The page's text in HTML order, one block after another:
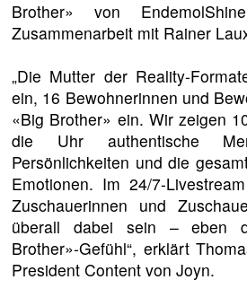
Brother» von
Zusammenarbeit mit Rainer
„Die Mutter der Reality-
ein, 16 Bewohnerinnen und
«Big Brother» ein. Wir zeigen
die Uhr authentische
Persönlichkeiten und die
Emotionen. Im 24/7-
Zuschauerinnen und
überall dabei sein – eben
Brother»-Gefühl“, erklärt
President Content von Joyn.